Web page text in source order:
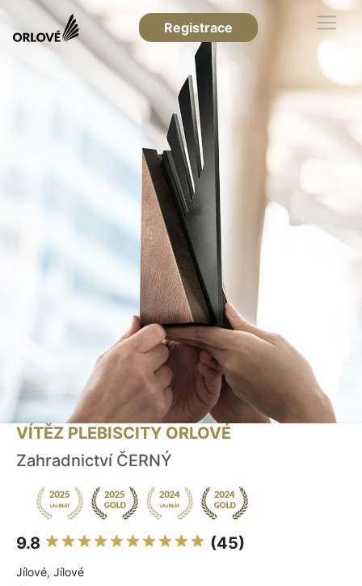
Registrace
VÍTĚZ PLEBISCITY ORLOVÉ
Zahradnictví ČERNÝ
9.8 (45)
Jílové, Jílové